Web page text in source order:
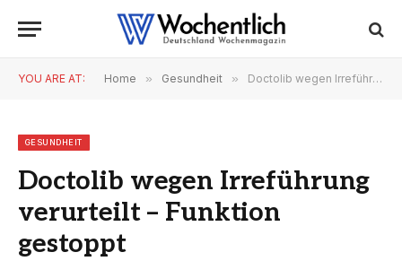
YOU ARE AT: Home » Gesundheit » Doctolib wegen Irreführung verurteilt – Funktion gestoppt
GESUNDHEIT
Doctolib wegen Irreführung
verurteilt – Funktion
gestoppt